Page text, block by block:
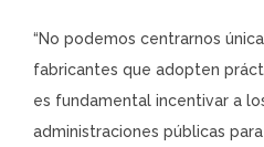
“No podemos centrarnos
fabricantes que adopten
es fundamental incentivar a
administraciones públicas